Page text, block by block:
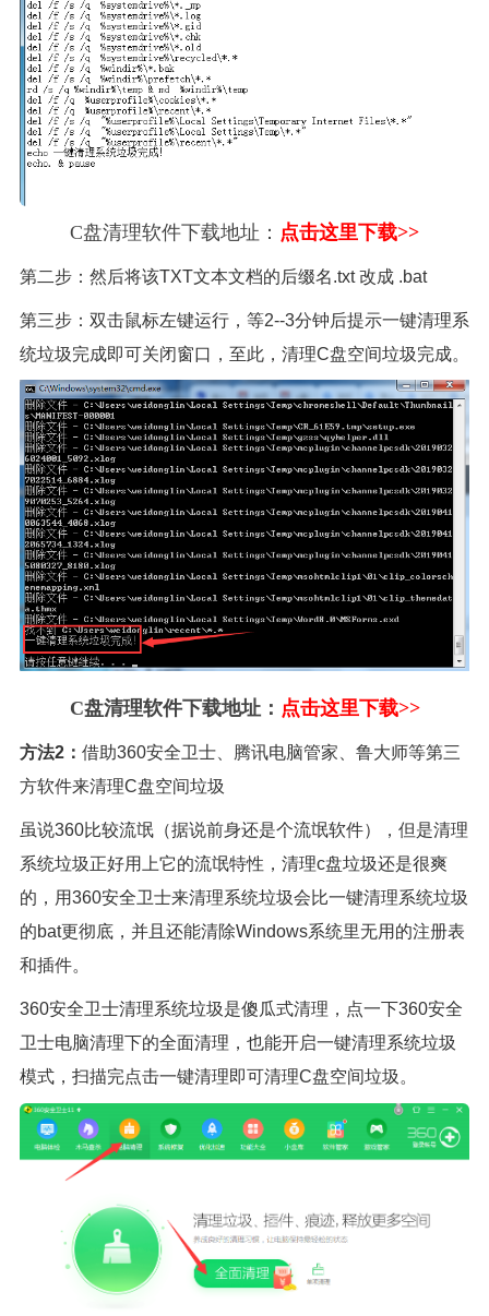
C盘清理软件下载地址： 点击这里下载>>
第二步：然后将该TXT文本文档的后缀名.txt 改成 .bat
第三步：双击鼠标左键运行，等2--3分钟后提示一键清理系
统垃圾完成即可关闭窗口，至此，清理C盘空间垃圾完成。
C盘清理软件下载地址： 点击这里下载>>
方法2： 借助360安全卫士、腾讯电脑管家、鲁大师等第三
方软件来清理C盘空间垃圾
虽说360比较流氓（据说前身还是个流氓软件），但是清理
系统垃圾正好用上它的流氓特性，清理c盘垃圾还是很爽
的，用360安全卫士来清理系统垃圾会比一键清理系统垃圾
的bat更彻底，并且还能清除Windows系统里无用的注册表
和插件。
360安全卫士清理系统垃圾是傻瓜式清理，点一下360安全
卫士电脑清理下的全面清理，也能开启一键清理系统垃圾
模式，扫描完点击一键清理即可清理C盘空间垃圾。